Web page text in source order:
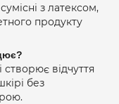
з латексом,
продукту
відчуття
без